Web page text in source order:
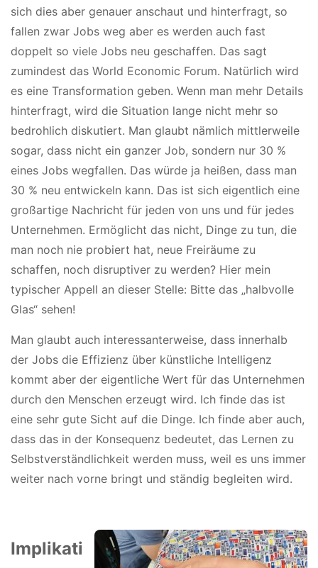
sich dies aber genauer anschaut und hinterfragt, so
fallen zwar Jobs weg aber es werden auch fast
doppelt so viele Jobs neu geschaffen. Das sagt
zumindest das World Economic Forum. Natürlich wird
es eine Transformation geben. Wenn man mehr Details
hinterfragt, wird die Situation lange nicht mehr so
bedrohlich diskutiert. Man glaubt nämlich mittlerweile
sogar, dass nicht ein ganzer Job, sondern nur 30 %
eines Jobs wegfallen. Das würde ja heißen, dass man
30 % neu entwickeln kann. Das ist sich eigentlich eine
großartige Nachricht für jeden von uns und für jedes
Unternehmen. Ermöglicht das nicht, Dinge zu tun, die
man noch nie probiert hat, neue Freiräume zu
schaffen, noch disruptiver zu werden? Hier mein
typischer Appell an dieser Stelle: Bitte das „halbvolle
Glas“ sehen!
Man glaubt auch interessanterweise, dass innerhalb
der Jobs die Effizienz über künstliche Intelligenz
kommt aber der eigentliche Wert für das Unternehmen
durch den Menschen erzeugt wird. Ich finde das ist
eine sehr gute Sicht auf die Dinge. Ich finde aber auch,
dass das in der Konsequenz bedeutet, das Lernen zu
Selbstverständlichkeit werden muss, weil es uns immer
weiter nach vorne bringt und ständig begleiten wird.
Implikati